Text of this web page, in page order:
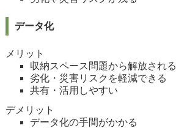
データ化
メリット
収納スペース問題から解放される
劣化・災害リスクを軽減できる
共有・活用しやすい
デメリット
データ化の手間がかかる